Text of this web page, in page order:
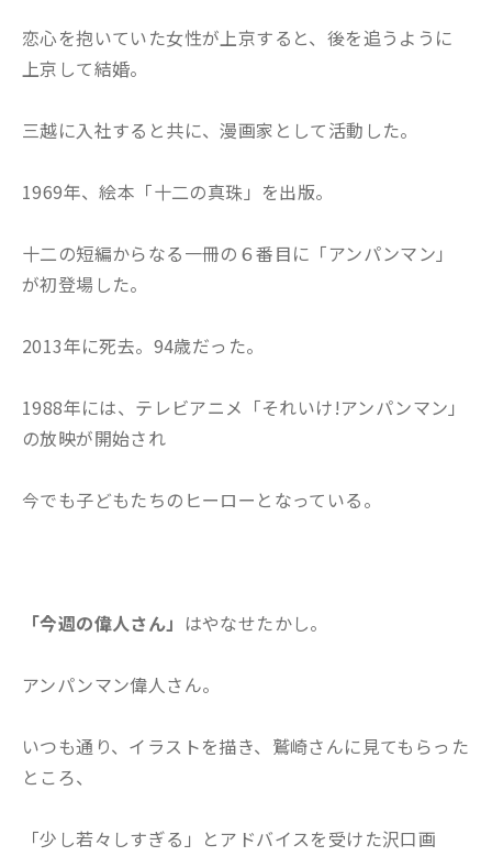
恋心を抱いていた女性が上京すると、後を追うように
上京して結婚。
三越に入社すると共に、漫画家として活動した。
1969年、絵本「十二の真珠」を出版。
十二の短編からなる一冊の６番目に「アンパンマン」
が初登場した。
2013年に死去。94歳だった。
1988年には、テレビアニメ「それいけ!アンパンマン」
の放映が開始され
今でも子どもたちのヒーローとなっている。
「今週の偉人さん」 はやなせたかし。
アンパンマン偉人さん。
いつも通り、イラストを描き、鷲崎さんに見てもらった
ところ、
「少し若々しすぎる」とアドバイスを受けた沢口画